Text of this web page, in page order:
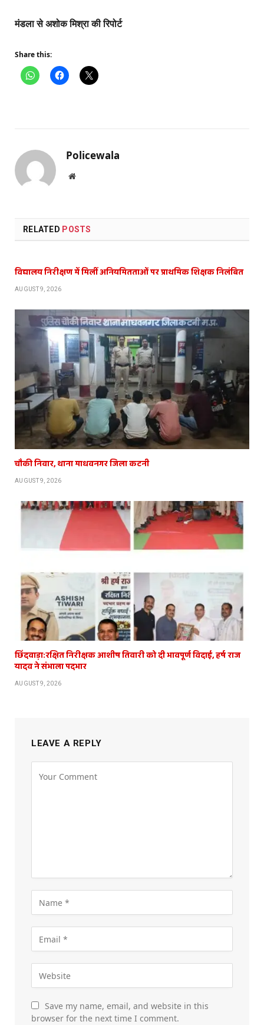
मंडला से अशोक मिश्रा की रिपोर्ट
Share this:
Policewala
Website
RELATED POSTS
विद्यालय निरीक्षण में मिलीं अनियमितताओं पर प्राथमिक शिक्षक निलंबित
AUGUST 9, 2026
चौकी निवार, थाना माधवनगर जिला कटनी
AUGUST 9, 2026
छिंदवाड़ा:रक्षित निरीक्षक आशीष तिवारी को दी भावपूर्ण विदाई, हर्ष राज
यादव ने संभाला पदभार
AUGUST 9, 2026
LEAVE A REPLY
Save my name, email, and website in this
browser for the next time I comment.